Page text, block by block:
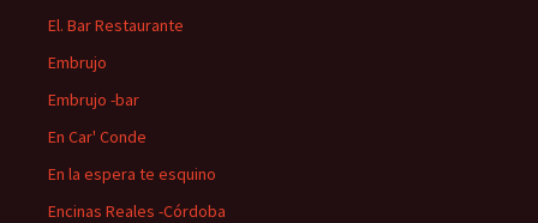
El. Bar Restaurante
Embrujo
Embrujo -bar
En Car' Conde
En la espera te esquino
Encinas Reales -Córdoba